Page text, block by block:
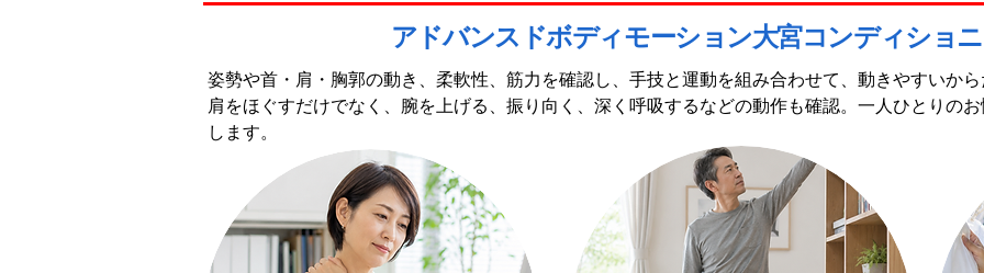
アドバンスドボディモーション大宮コンディショ
姿勢や首・肩・胸郭の動き、柔軟性、筋力を確認し、手技と運動を組み合わせて、動きやすいから
肩をほぐすだけでなく、腕を上げる、振り向く、深く呼吸するなどの動作も確認。一人ひとりの
します。